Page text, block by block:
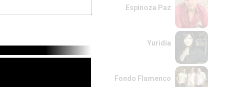
Espinoza Paz
Yuridia
Fondo Flamenco